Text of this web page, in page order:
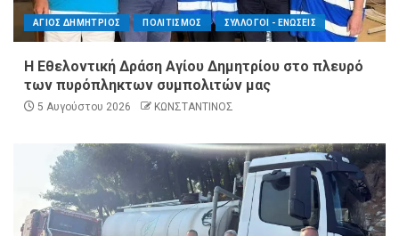
ΑΓΙΟΣ ΔΗΜΗΤΡΙΟΣ ΠΟΛΙΤΙΣΜΟΣ ΣΥΛΛΟΓΟΙ - ΕΝΩΣΕΙΣ
Η Εθελοντική Δράση Αγίου Δημητρίου στο πλευρό
των πυρόπληκτων συμπολιτών μας
5 Αυγούστου 2026 ΚΩΝΣΤΑΝΤΙΝΟΣ